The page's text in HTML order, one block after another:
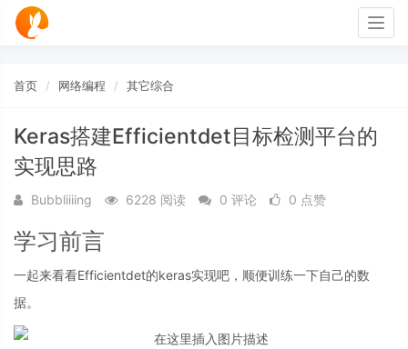
首页 网络编程 其它综合
Keras搭建Efficientdet目标检测平台的
实现思路
Bubbliiiing 6228 阅读 0 评论 0 点赞
学习前言
一起来看看Efficientdet的keras实现吧，顺便训练一下自己的数
据。